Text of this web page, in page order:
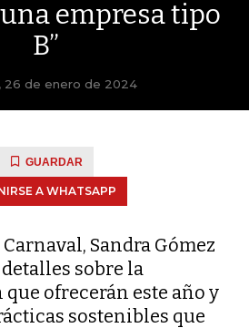
empresa tipo
B”
26 de enero de 2024
GUARDAR
A WHATSAPP
Sandra Gómez
sobre la
ofrecerán este año y
sostenibles que